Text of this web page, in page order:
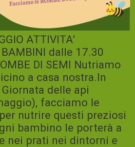
ATTIVITA’
BAMBINI dalle 17.30
DI SEMI Nutriamo
a casa nostra.In
delle api
facciamo le
nutrire questi preziosi
bambino le porterà a
nei prati nei dintorni e